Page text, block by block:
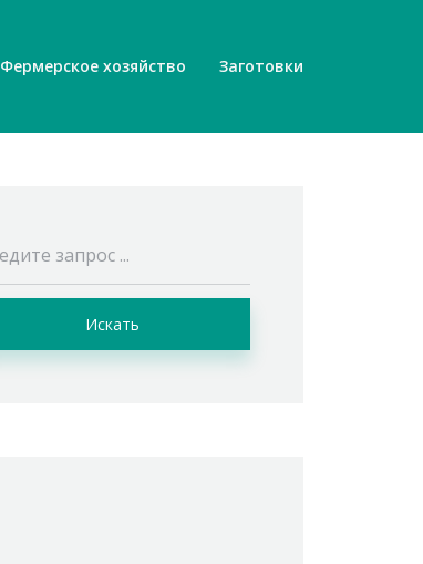
Фермерское хозяйство Заготовки
Искать